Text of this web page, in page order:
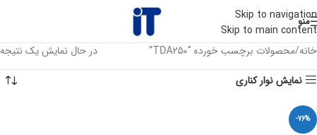
Skip to navigation
Skip to main content
منو
خانه محصولات برچسب خورده “TDA250”
در حال نمایش یک نتیجه
نمایش نوار کناری
-76%